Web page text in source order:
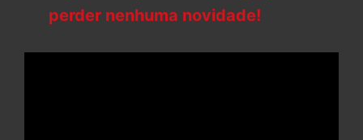
perder nenhuma novidade!